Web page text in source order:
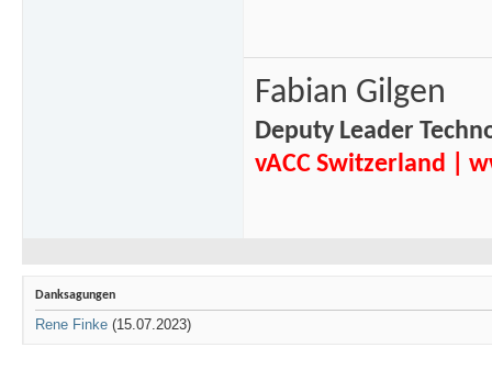
Fabian Gilgen
Deputy Leader
vACC Switzerland
Danksagungen
Rene Finke (15.07.2023)